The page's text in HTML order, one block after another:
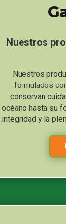
Nuestros
Nuestros
formulados
conservan
océano hasta su
integridad y la